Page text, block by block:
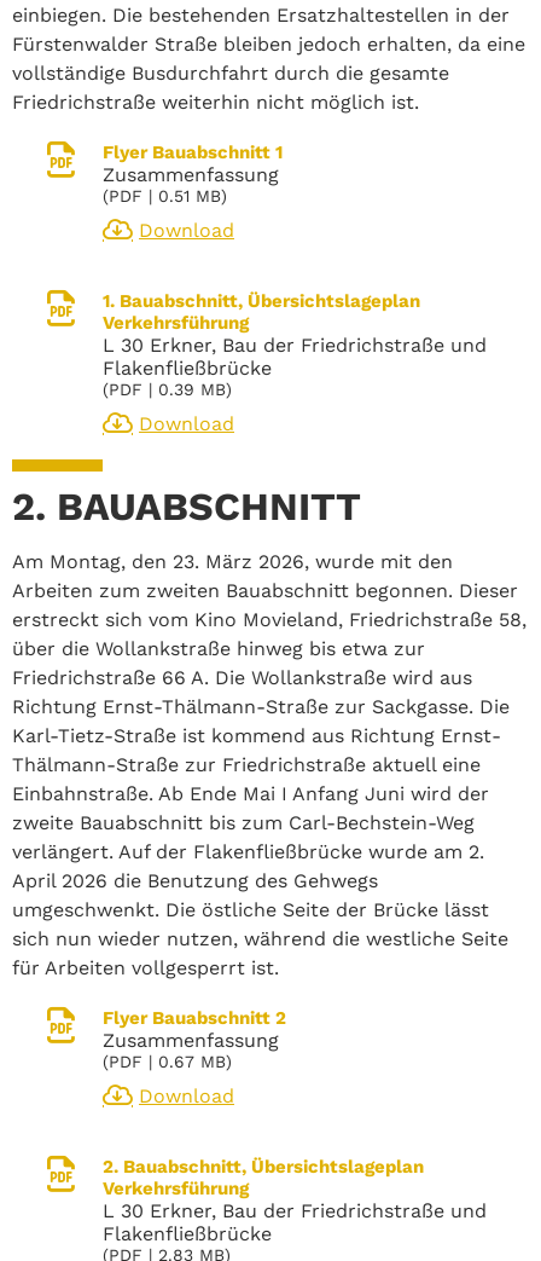
einbiegen. Die bestehenden Ersatzhaltestellen in der
Fürstenwalder Straße bleiben jedoch erhalten, da eine
vollständige Busdurchfahrt durch die gesamte
Friedrichstraße weiterhin nicht möglich ist.
Flyer Bauabschnitt 1
Zusammenfassung
(PDF | 0.51 MB)
Download
1. Bauabschnitt, Übersichtslageplan
Verkehrsführung
L 30 Erkner, Bau der Friedrichstraße und
Flakenfließbrücke
(PDF | 0.39 MB)
Download
2. BAUABSCHNITT
Am Montag, den 23. März 2026, wurde mit den
Arbeiten zum zweiten Bauabschnitt begonnen. Dieser
erstreckt sich vom Kino Movieland, Friedrichstraße 58,
über die Wollankstraße hinweg bis etwa zur
Friedrichstraße 66 A. Die Wollankstraße wird aus
Richtung Ernst-Thälmann-Straße zur Sackgasse. Die
Karl-Tietz-Straße ist kommend aus Richtung Ernst-
Thälmann-Straße zur Friedrichstraße aktuell eine
Einbahnstraße. Ab Ende Mai I Anfang Juni wird der
zweite Bauabschnitt bis zum Carl-Bechstein-Weg
verlängert. Auf der Flakenfließbrücke wurde am 2.
April 2026 die Benutzung des Gehwegs
umgeschwenkt. Die östliche Seite der Brücke lässt
sich nun wieder nutzen, während die westliche Seite
für Arbeiten vollgesperrt ist.
Flyer Bauabschnitt 2
Zusammenfassung
(PDF | 0.67 MB)
Download
2. Bauabschnitt, Übersichtslageplan
Verkehrsführung
L 30 Erkner, Bau der Friedrichstraße und
Flakenfließbrücke
(PDF | 2.83 MB)